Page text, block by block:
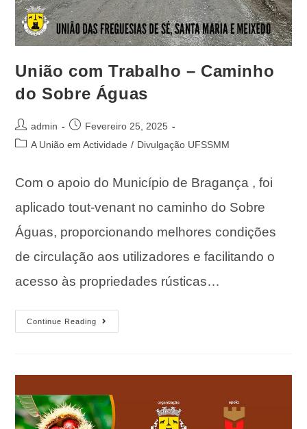
União com Trabalho – Caminho
do Sobre Águas
admin
Fevereiro 25, 2025
A União em Actividade / Divulgação UFSSMM
Com o apoio do Município de Bragança , foi
aplicado tout-venant no caminho do Sobre
Águas, proporcionando melhores condições
de circulação aos utilizadores e facilitando o
acesso às propriedades rústicas…
Continue Reading